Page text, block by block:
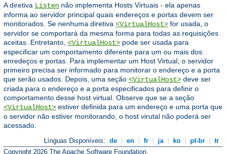
A diretiva Listen não implementa Hosts Virtuais - ela apenas
informa ao servidor principal quais endereços e portas devem ser
monitorados. Se nenhuma diretiva <VirtualHost> for usada, o
servidor se comportará da mesma forma para todas as requisições
aceitas. Entretanto, <VirtualHost> pode ser usada para
especificar um comportamento diferente para um ou mais dos
enredeços e portas. Para implementar um Host Virtual, o servidor
primeiro precisa ser informado para monitorar o endereço e a porta
que serão usados. Depois, uma seção <VirtualHost> deve ser
criada para o endereço e a porta especificados para definir o
comportamento desse host virtual. Observe que se a seção
<VirtualHost> estiver definida para um endereço e uma porta que
o servidor não estiver monitorando, o host virutal não poderá ser
acessado.
Línguas Disponíveis: de en fr ja ko pt-br
tr
Copyright 2026 The Apache Software Foundation.